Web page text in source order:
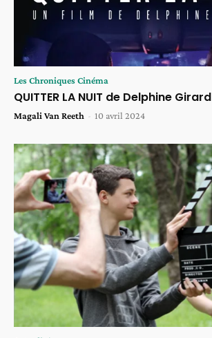
Les Chroniques Cinéma
QUITTER LA NUIT de Delphine Girard
Magali Van Reeth - 10 avril 2024